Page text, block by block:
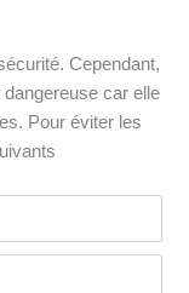
Cependant,
car elle
Pour éviter les